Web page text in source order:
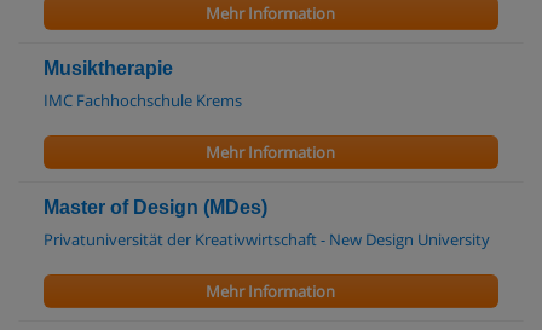
Mehr Information
Musiktherapie
IMC Fachhochschule Krems
Mehr Information
Master of Design (MDes)
Privatuniversität der Kreativwirtschaft - New Design University
Mehr Information